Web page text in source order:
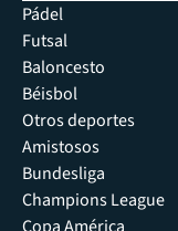
Pádel
Futsal
Baloncesto
Béisbol
Otros deportes
Amistosos
Bundesliga
Champions League